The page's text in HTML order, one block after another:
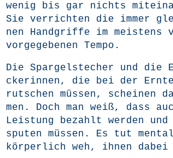
wenig bis gar nichts
Sie ver­rich­ten die immer
nen Hand­grif­fe im meis­tens
vor­ge­ge­be­nen Tempo.
Die Spar­gel­ste­cher und die
cker­in­nen, die bei der
rut­schen müs­sen, schei­nen
men. Doch man weiß, dass
Leis­tung bezahlt wer­den
spu­ten müs­sen. Es tut
kör­per­lich weh, ihnen dabei